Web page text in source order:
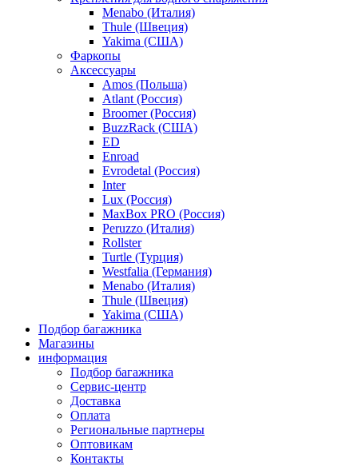
Menabo (Италия)
Thule (Швеция)
Yakima (США)
Фаркопы
Аксессуары
Amos (Польша)
Atlant (Россия)
Broomer (Россия)
BuzzRack (США)
ED
Enroad
Evrodetal (Россия)
Inter
Lux (Россия)
MaxBox PRO (Россия)
Peruzzo (Италия)
Rollster
Turtle (Турция)
Westfalia (Германия)
Menabo (Италия)
Thule (Швеция)
Yakima (США)
Подбор багажника
Магазины
информация
Подбор багажника
Сервис-центр
Доставка
Оплата
Региональные партнеры
Оптовикам
Контакты